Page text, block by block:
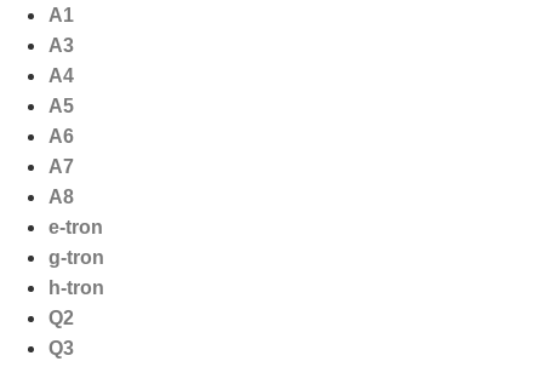
naar
inhoud
A1
A3
A4
A5
A6
A7
A8
e-tron
g-tron
h-tron
Q2
Q3